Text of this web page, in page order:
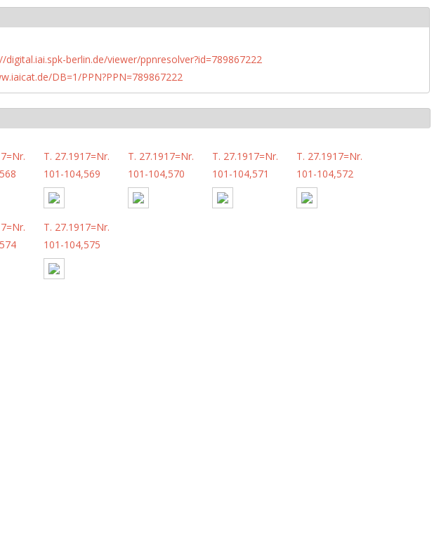
digital.iai.spk-berlin.de/viewer/ppnresolver?id=789867222
DB=1/PPN?PPN=789867222
T. 27.1917=Nr.
101-104,569
T. 27.1917=Nr.
101-104,570
T. 27.1917=Nr.
101-104,571
T. 27.1917=Nr.
101-104,572
T. 27.1917=Nr.
101-104,575